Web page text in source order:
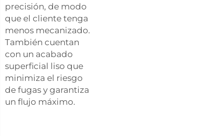
precisión, de modo
que el cliente tenga
menos mecanizado.
También cuentan
con un acabado
superficial liso que
minimiza el riesgo
de fugas y garantiza
un flujo máximo.